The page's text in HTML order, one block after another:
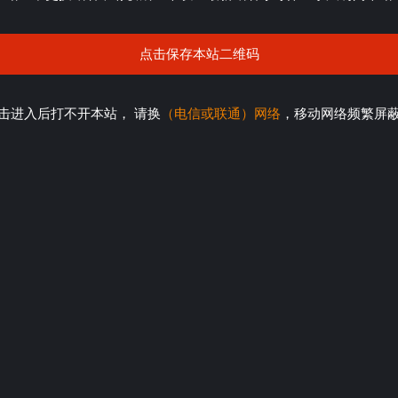
点击保存本站二维码
进入后打不开本站， 请换 （电信或联通）网络 ，移动网络频繁屏